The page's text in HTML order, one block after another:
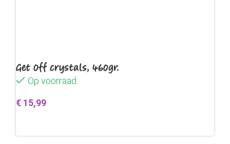
Get Off crystals, 460gr.
Op voorraad
€ 15,99